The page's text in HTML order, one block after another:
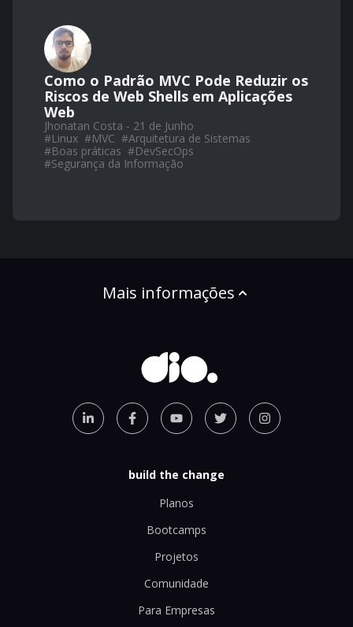
Como o Padrão MVC Pode Reduzir os
Riscos de Web Shells em Aplicações
Web
Jhonatan Costa - 21 de Junho
#Linux #MVC #Arquitetura de Sistemas
#Boas práticas #DevSecOps
#Segurança da Informação
Mais informações
build the change
Planos
Bootcamps
Projetos
Comunidade
Para Empresas